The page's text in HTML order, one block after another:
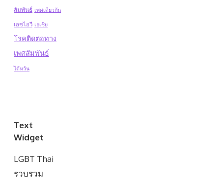
สัมพันธ์ เพศเดียวกัน
เอชไอวี เอเชีย
โรคติดต่อทาง
เพศสัมพันธ์
ไต้หวัน
Text
Widget
LGBT Thai
รวบรวม